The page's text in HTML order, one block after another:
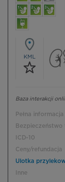
KML
Baza interakcji
Pełna
Bezpieczeństwo
ICD-10
Ceny/refundacja
Ulotka
Inne